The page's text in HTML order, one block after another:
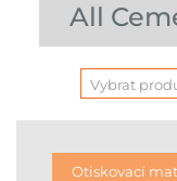
All
Vybrat
Otiskovací